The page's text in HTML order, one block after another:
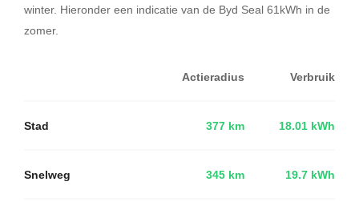
winter. Hieronder een indicatie van de Byd Seal 61kWh in de
zomer.
Actieradius Verbruik
Stad 377 km 18.01 kWh
Snelweg 345 km 19.7 kWh